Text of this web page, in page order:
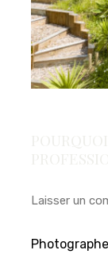
Laisser un